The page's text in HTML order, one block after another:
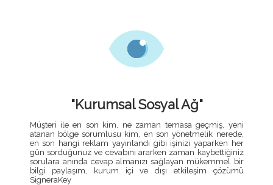
"Kurumsal Sosyal Ağ"
Müşteri ile en son kim, ne zaman temasa geçmiş, yeni
atanan bölge sorumlusu kim, en son yönetmelik nerede,
en son hangi reklam yayınlandı gibi işinizi yaparken her
gün sorduğunuz ve cevabını ararken zaman kaybettiğiniz
sorulara anında cevap almanızı sağlayan mükemmel bir
bilgi paylaşım, kurum içi ve dışı etkileşim çözümü
SigneraKey